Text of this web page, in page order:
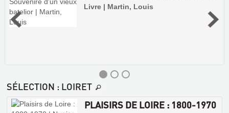
Livre | Martin, Louis
SÉLECTION : LOIRET
PLAISIRS DE LOIRE : 1800-1970